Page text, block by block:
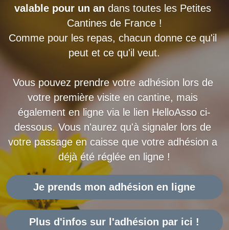
valable pour un an dans toutes les Petites
Cantines de France !
Comme pour les repas, chacun donne ce qu'il
peut et ce qu'il veut.
Vous pouvez prendre votre adhésion lors de
votre première visite en cantine, mais
également en ligne via le lien HelloAsso ci-
dessous. Vous n'aurez qu'à signaler lors de
votre passage en caisse que votre adhésion a
déjà été réglée en ligne !
Je prends mon adhésion en ligne
Plus d'infos sur l'adhésion par ici !